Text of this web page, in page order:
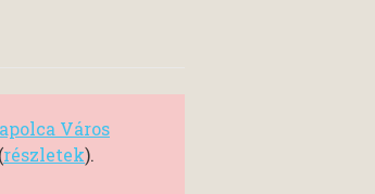
Város
részletek).